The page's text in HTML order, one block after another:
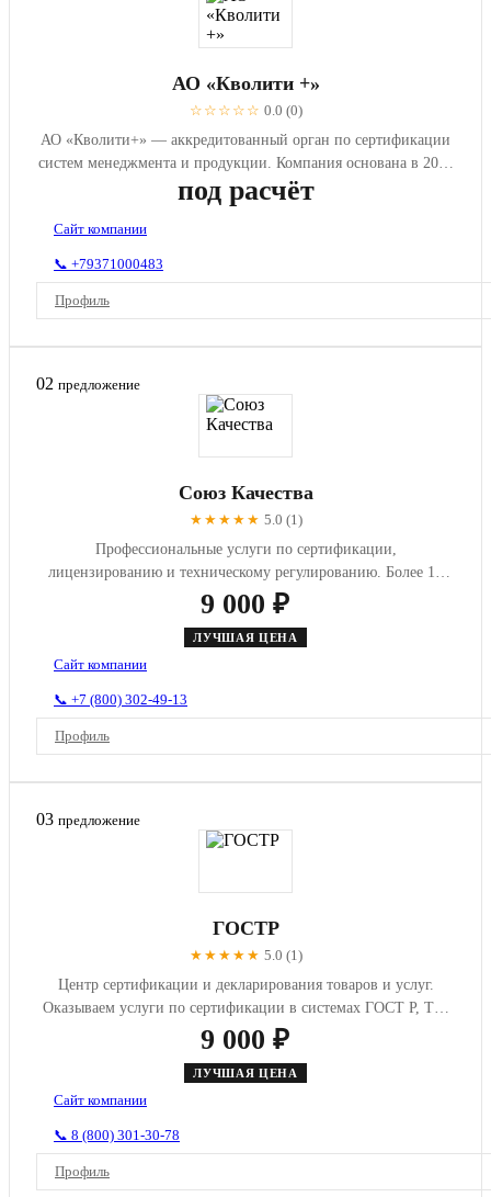
АО «Кволити +»
☆☆☆☆☆ 0.0 (0)
АО «Кволити+» — аккредитованный орган по сертификации
систем менеджмента и продукции. Компания основана в 2022
году на б...
под расчёт
Сайт компании
📞 +79371000483
Профиль
02 предложение
Союз Качества
★★★★★ 5.0 (1)
Профессиональные услуги по сертификации,
лицензированию и техническому регулированию. Более 10
лет опыта в области обяза...
9 000 ₽
ЛУЧШАЯ ЦЕНА
Сайт компании
📞 +7 (800) 302-49-13
Профиль
03 предложение
ГОСТР
★★★★★ 5.0 (1)
Центр сертификации и декларирования товаров и услуг.
Оказываем услуги по сертификации в системах ГОСТ Р, ТС,
РПН, МЧС, I...
9 000 ₽
ЛУЧШАЯ ЦЕНА
Сайт компании
📞 8 (800) 301-30-78
Профиль